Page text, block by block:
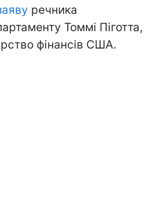
речника
Томмі Піготта,
фінансів США.